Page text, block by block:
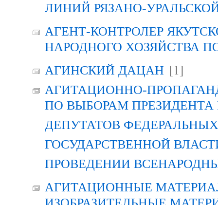
ЛИНИЙ РЯЗАНО-
АГЕНТ-КОНТРОЛЕР
НАРОДНОГО ХОЗЯЙСТВА
АГИНСКИЙ ДАЦАН [1]
АГИТАЦИОННО-
ПО ВЫБОРАМ
ДЕПУТАТОВ
ГОСУДАРСТВЕННОЙ
ПРОВЕДЕНИИ
АГИТАЦИОННЫЕ